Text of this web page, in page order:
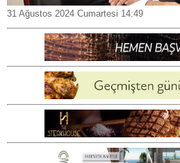
31 Ağustos 2024 Cumartesi 14:49